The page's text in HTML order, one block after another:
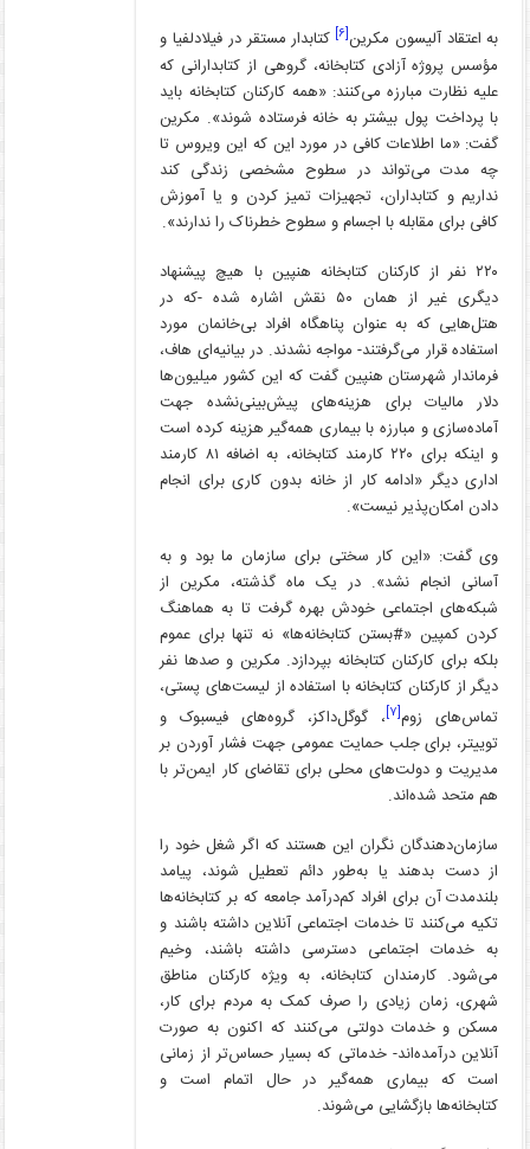
به اعتقاد آلیسون مکرین[۶]
کتابدار مستقر در فیلادلفیا و
مؤسس پروژه آزادی کتابخانه، گروهی از کتابدارانی که
علیه نظارت مبارزه می‌کنند: «همه کارکنان کتابخانه باید
با پرداخت پول بیشتر به خانه فرستاده شوند». مکرین
گفت: «ما اطلاعات کافی در مورد این که این ویروس تا
چه مدت می‌تواند در سطوح مشخصی زندگی کند
نداریم و کتابداران، تجهیزات تمیز کردن و یا آموزش
کافی برای مقابله با اجسام و سطوح خطرناک را ندارند».
۲۲۰ نفر از کارکنان کتابخانه هنپین با هیچ پیشنهاد
دیگری غیر از همان ۵۰ نقش اشاره شده -که در
هتل‌هایی که به عنوان پناهگاه افراد بی‌خانمان مورد
استفاده قرار می‌گرفتند- مواجه نشدند. در بیانیه‌ای هاف،
فرماندار شهرستان هنپین گفت که این کشور میلیون‌ها
دلار مالیات برای هزینه‌های پیش‌بینی‌نشده جهت
آماده‌سازی و مبارزه با بیماری همه‌گیر هزینه کرده‌ است
و اینکه برای ۲۲۰ کارمند کتابخانه، به اضافه ۸۱ کارمند
اداری دیگر «ادامه کار از خانه بدون کاری برای انجام
دادن امکان‌پذیر نیست».
وی گفت: «این کار سختی برای سازمان ما بود و به
آسانی انجام نشد». در یک ماه گذشته، مکرین از
شبکه‌های اجتماعی خودش بهره گرفت تا به هماهنگ
کردن کمپین «#بستن کتابخانه‌ها» نه تنها برای عموم
بلکه برای کارکنان کتابخانه بپردازد. مکرین و صدها نفر
دیگر از کارکنان کتابخانه با استفاده از لیست‌های پستی،
تماس‌های زوم[۷]
، گوگل‌داکز، گروه‌های فیسبوک و
توییتر، برای جلب حمایت عمومی جهت فشار آوردن بر
مدیریت و دولت‌های محلی برای تقاضای کار ایمن‌تر با
هم متحد شده‌اند.
سازمان‌دهندگان نگران این هستند که اگر شغل‌ خود را
از دست بدهند یا به‌طور دائم تعطیل شوند، پیامد
بلندمدت آن برای افراد کم‌درآمد جامعه که بر کتابخانه‌ها
تکیه می‌کنند تا خدمات اجتماعی آنلاین داشته باشند و
به خدمات اجتماعی دسترسی داشته باشند، وخیم
می‌شود. کارمندان کتابخانه، به ویژه کارکنان مناطق
شهری، زمان زیادی را صرف کمک به مردم برای کار،
مسکن و خدمات دولتی می‌کنند که اکنون به صورت
آنلاین درآمده‌اند- خدماتی که بسیار حساس‌تر از زمانی
است که بیماری همه‌گیر در حال اتمام است و
کتابخانه‌ها بازگشایی می‌شوند.